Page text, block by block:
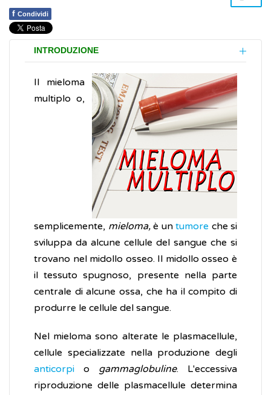
f Condividi
INTRODUZIONE
Il mieloma
multiplo o,
semplicemente, mieloma,è un tumore che si
sviluppa da alcune cellule del sangue che si
trovano nel midollo osseo. Il midollo osseo è
il tessuto spugnoso, presente nella parte
centrale di alcune ossa, che ha il compito di
produrre le cellule del sangue.
Nel mieloma sono alterate le plasmacellule,
cellule specializzate nella produzione degli
anticorpi o gammaglobuline. L'eccessiva
riproduzione delle plasmacellule determina